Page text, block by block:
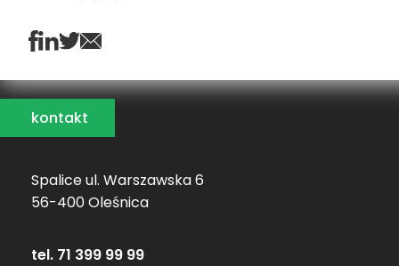
kontakt
Spalice ul. Warszawska 6
56-400 Oleśnica
tel. 71 399 99 99